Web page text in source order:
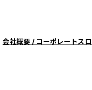
会社概要 / コーポレートス